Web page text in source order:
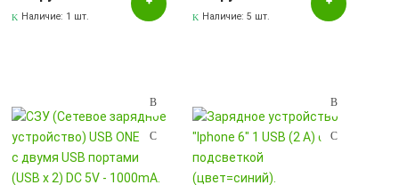
Наличие: 1 шт. Наличие:5 шт.